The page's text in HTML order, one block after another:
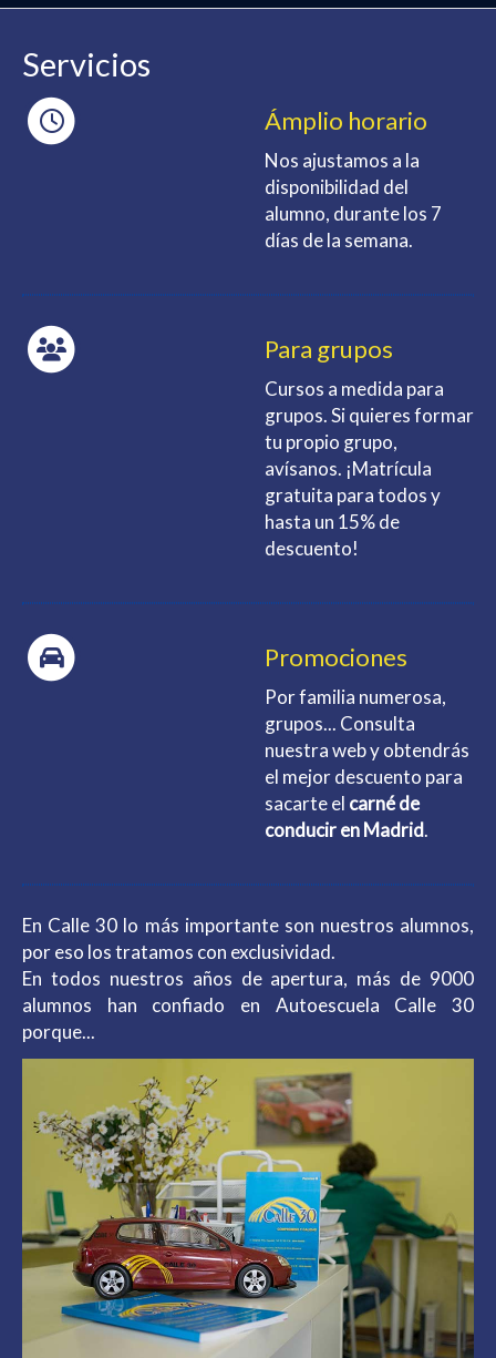
Servicios
Ámplio horario
Nos ajustamos a la
disponibilidad del
alumno, durante los 7
días de la semana.
Para grupos
Cursos a medida para
grupos. Si quieres formar
tu propio grupo,
avísanos. ¡Matrícula
gratuita para todos y
hasta un 15% de
descuento!
Promociones
Por familia numerosa,
grupos... Consulta
nuestra web y obtendrás
el mejor descuento para
sacarte el carné de
conducir en Madrid.
En Calle 30 lo más importante son nuestros alumnos,
por eso los tratamos con exclusividad.
En todos nuestros años de apertura, más de 9000
alumnos han confiado en Autoescuela Calle 30
porque...